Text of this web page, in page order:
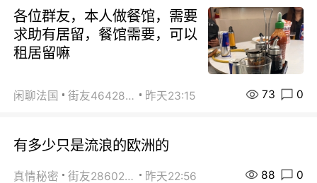
各位群友，本人做餐馆，需要
求助有居留，餐馆需要，可以
租居留嘛
闲聊法国 街友46428878 昨天23:15 73 0
有多少只是流浪的欧洲的
真情秘密 街友28602925 昨天22:56 88 0